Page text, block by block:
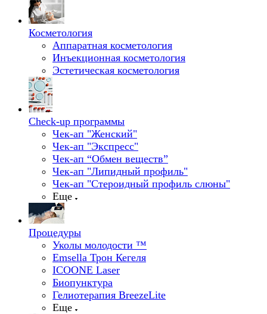
Косметология
Аппаратная косметология
Инъекционная косметология
Эстетическая косметология
Check-up программы
Чек-ап "Женский"
Чек-ап "Экспресс"
Чек-ап “Обмен веществ”
Чек-ап "Липидный профиль"
Чек-ап "Стероидный профиль слюны"
Еще
Процедуры
Уколы молодости ™
Emsella Трон Кегеля
ICOONE Laser
Биопунктура
Гелиотерапия BreezeLite
Еще